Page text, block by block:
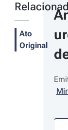
Ato
Original